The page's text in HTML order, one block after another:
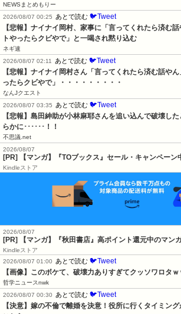
NEWSまとめもりー
2026/08/07 00:25
あとで読む 🐦Tweet
【悲報】ナイナイ岡村、家事に「言ってくれたら済む
トやったらクビやで」と一喝され黙り込む
ネギ速
2026/08/07 02:11
あとで読む 🐦Tweet
【悲報】ナイナイ岡村さん「言ってくれたら済む話や
ったらクビやで」・・・・・・・・・
なんJクエスト
2026/08/07 03:35
あとで読む 🐦Tweet
【悲報】島田紳助が小林麻耶さんを追い込んで破壊し
らかに･･････！！
不思議.net
2026/08/07
[PR] 【マンガ】『TOブックス』セール・キャンペーン
Kindleストア
2026/08/07
[PR] 【マンガ】『秋田書店』高ポイント還元中のマン
Kindleストア
2026/08/07 01:00
あとで読む 🐦Tweet
【画像】このボケて、破壊力ありすぎてクッソワロタ
哲学ニュースnwk
2026/08/07 00:30
あとで読む 🐦Tweet
【決意】嫁の不倫で離婚を決意！役所に行くタイミン